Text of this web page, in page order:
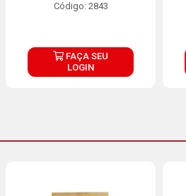
Código: 2843
FAÇA SEU
LOGIN